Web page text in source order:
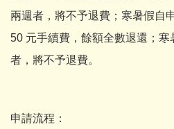
兩週者，將不予退費；寒暑假自
50 元手續費，餘額全數退還；寒
者，將不予退費。
申請流程：